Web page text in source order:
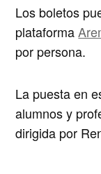
Los boletos
plataforma
por persona.
La puesta en
alumnos y
dirigida por